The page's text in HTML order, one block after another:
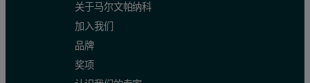
关于马尔文帕纳科
加入我们
品牌
奖项